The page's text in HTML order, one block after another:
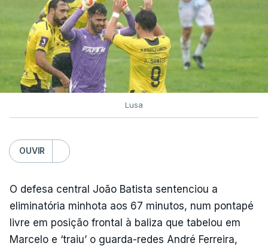
Lusa
OUVIR
O defesa central João Batista sentenciou a
eliminatória minhota aos 67 minutos, num pontapé
livre em posição frontal à baliza que tabelou em
Marcelo e ‘traiu’ o guarda-redes André Ferreira,